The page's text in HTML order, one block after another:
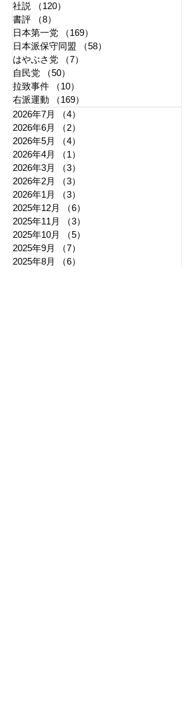
社説
（120）
書評
（8）
日本第一党
（169）
日本派保守同盟
（58）
はやぶさ党
（7）
自民党
（50）
拉致事件
（10）
右派運動
（169）
2026年7月
（4）
2026年6月
（2）
2026年5月
（4）
2026年4月
（1）
2026年3月
（3）
2026年2月
（3）
2026年1月
（3）
2025年12月
（6）
2025年11月
（3）
2025年10月
（5）
2025年9月
（7）
2025年8月
（6）